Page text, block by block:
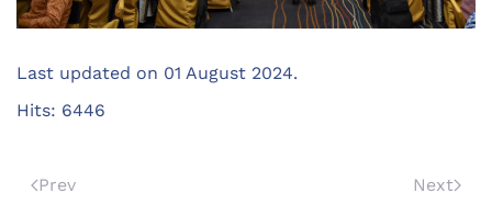
Last updated on 01 August 2024.
Hits: 6446
Prev Next